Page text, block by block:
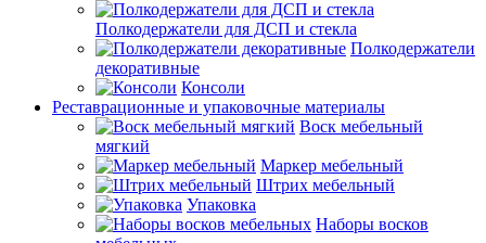
Полкодержатели для ДСП и стекла
Полкодержатели
декоративные
Консоли
Реставрационные и упаковочные материалы
Воск мебельный
мягкий
Маркер мебельный
Штрих мебельный
Упаковка
Наборы восков